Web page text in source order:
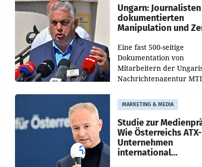
Agentur ihr
Ungarn: Journalisten
dokumentierten
Manipulation und
Eine fast 500-seitige
Dokumentation von
Mitarbeitern der
Nachrichtenagentur
Manipulation und Zensur
der Agentur während
MARKETING & MEDIA
Studie zur
Wie Österreichs ATX-
Unternehmen
international